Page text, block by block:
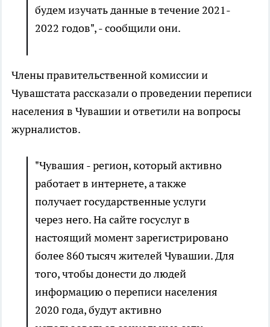
будем изучать данные в течение 2021-
2022 годов", - сообщили они.
Члены правительственной комиссии и
Чувашстата рассказали о проведении переписи
населения в Чувашии и ответили на вопросы
журналистов.
"Чувашия - регион, который активно
работает в интернете, а также
получает государственные услуги
через него. На сайте госуслуг в
настоящий момент зарегистрировано
более 860 тысяч жителей Чувашии. Для
того, чтобы донести до людей
информацию о переписи населения
2020 года, будут активно